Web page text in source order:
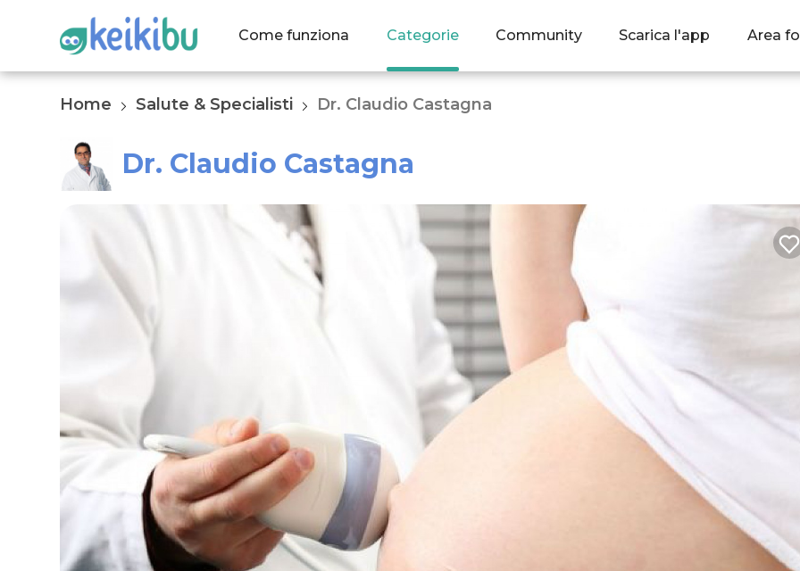
Come funziona Categorie Community Scarica l'app Area
Home Salute & Specialisti Dr. Claudio Castagna
Dr. Claudio Castagna